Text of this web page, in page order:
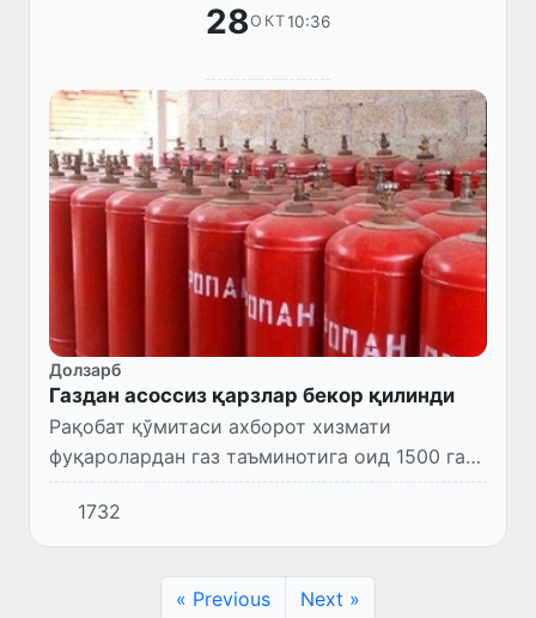
28ОКТ10:36
Долзарб
Газдан асоссиз қарзлар бекор қилинди
Рақобат қўмитаси ахборот хизмати
фуқаролардан газ таъминотига оид 1500 га
яқин эътирозли мурожаатлар келиб
тушганини маълум қилди.
1732
« Previous Next »